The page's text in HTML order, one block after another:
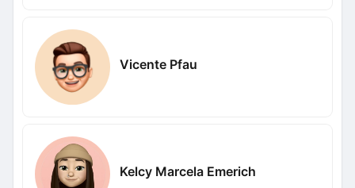
Vicente Pfau
Kelcy Marcela Emerich